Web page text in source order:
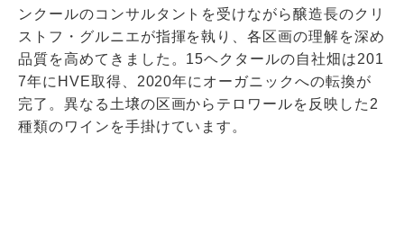
ンクールのコンサルタントを受けながら醸造長のクリ
ストフ・グルニエが指揮を執り、各区画の理解を深め
品質を高めてきました。15ヘクタールの自社畑は201
7年にHVE取得、2020年にオーガニックへの転換が
完了。異なる土壌の区画からテロワールを反映した2
種類のワインを手掛けています。